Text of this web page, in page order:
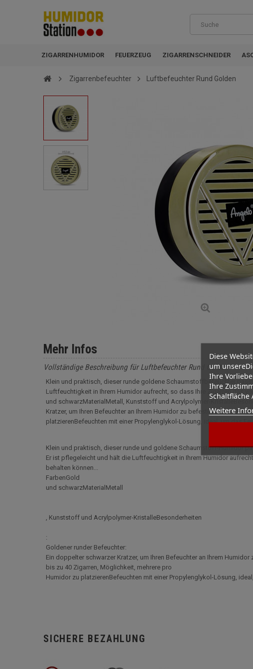
ZIGARRENHUMIDOR FEUERZEUG ZIGARRENSCHNEIDER
Diese
um
Ihre
Ihre
Schaltfläche
Weitere
Zigarrenbefeuchter Luftbefeuchter Rund Golden
Mehr Infos
Vollständige Beschreibung für Luftbefeuchter Rund Golden
Klein und praktisch, dieser runde goldene Schaumstoffbefeuchter
Luftfeuchtigkeit in Ihrem Humidor aufrecht, so dass Ihre Zigarren das
und schwarzMaterialMetall, Kunststoff und Acrylpolymer-
Kratzer, um Ihren Befeuchter an Ihrem Humidor zu befestigenEffektiv
platzierenBefeuchten mit einer Propylenglykol-Lösung, ideal, um das
Klein und praktisch, dieser runde und goldene Schaumstoff-Humidor
Er ist pflegeleicht und hält die Luftfeuchtigkeit in Ihrem Humidor
behalten können...
FarbenGold
und schwarzMaterialMetall
, Kunststoff und Acrylpolymer-KristalleBesonderheiten
:
Goldener runder Befeuchter:
Ein doppelter schwarzer Kratzer, um Ihren Befeuchter an Ihrem
bis zu 40 Zigarren, Möglichkeit, mehrere pro
Humidor zu platzierenBefeuchten mit einer Propylenglykol-Lösung,
SICHERE BEZAHLUNG